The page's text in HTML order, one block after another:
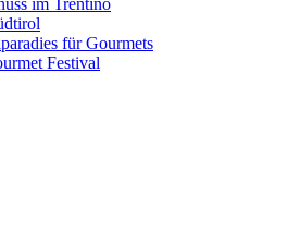
im Trentino
für Gourmets
Festival